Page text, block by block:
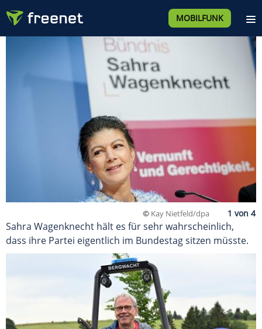
MOBILFUNK
© Kay Nietfeld/dpa
Sahra Wagenknecht hält es für sehr wahrscheinlich,
dass ihre Partei eigentlich im Bundestag sitzen müsste.